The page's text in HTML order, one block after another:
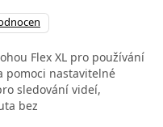
Flex XL pro používání
pomoci nastavitelné
sledování videí,
bez